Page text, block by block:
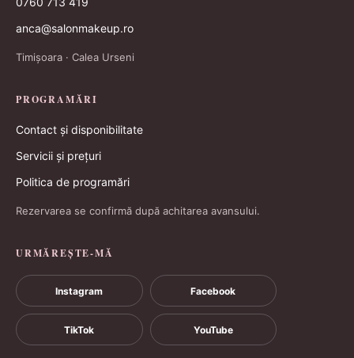
anca@salonmakeup.ro
Timișoara · Calea Urseni
PROGRAMĂRI
Contact și disponibilitate
Servicii și prețuri
Politica de programări
Rezervarea se confirmă după achitarea avansului.
URMĂREȘTE-MĂ
Instagram Facebook
TikTok YouTube